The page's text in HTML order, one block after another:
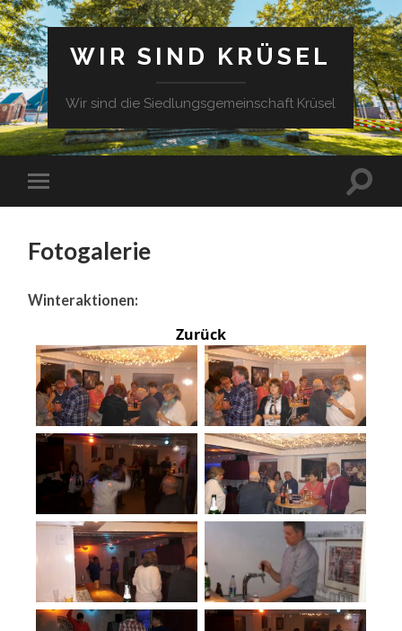
WIR SIND KRÜSEL
Wir sind die Siedlungsgemeinschaft Krüsel
Fotogalerie
Winteraktionen:
Zurück